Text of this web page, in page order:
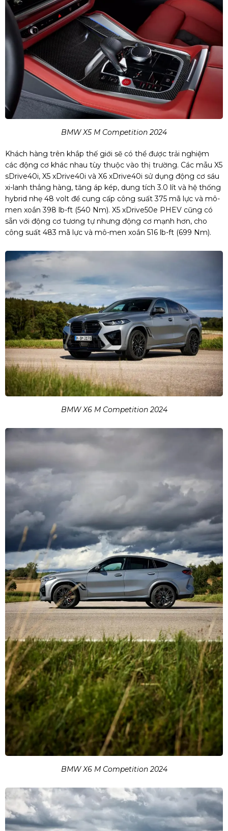
BMW X5 M Competition 2024
Khách hàng trên khắp thế giới sẽ có thể được trải nghiệm
các động cơ khác nhau tùy thuộc vào thị trường. Các mẫu X5
sDrive40i, X5 xDrive40i và X6 xDrive40i sử dụng động cơ sáu
xi-lanh thẳng hàng, tăng áp kép, dung tích 3.0 lít và hệ thống
hybrid nhẹ 48 volt để cung cấp công suất 375 mã lực và mô-
men xoắn 398 lb-ft (540 Nm). X5 xDrive50e PHEV cũng có
sẵn với động cơ tương tự nhưng động cơ mạnh hơn, cho
công suất 483 mã lực và mô-men xoắn 516 lb-ft (699 Nm).
BMW X6 M Competition 2024
BMW X6 M Competition 2024